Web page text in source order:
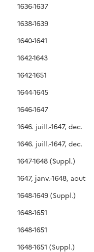
1636-1637
1638-1639
1640-1641
1642-1643
1642-1651
1644-1645
1646-1647
1646. juill.-1647, dec.
1646. juill.-1647, dec.
1647-1648 (Suppl.)
1647, janv.-1648, aout
1648-1649 (Suppl.)
1648-1651
1648-1651
1648-1651 (Suppl.)